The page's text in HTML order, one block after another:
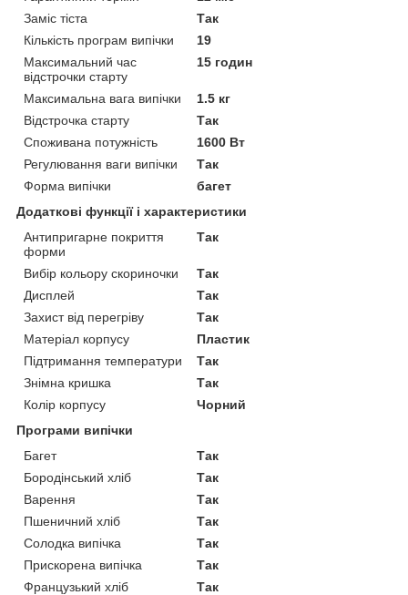
Заміс тіста
Так
Кількість програм випічки
19
Максимальний час
відстрочки старту
15 годин
Максимальна вага випічки
1.5 кг
Відстрочка старту
Так
Споживана потужність
1600 Вт
Регулювання ваги випічки
Так
Форма випічки
багет
Додаткові функції і характеристики
Антипригарне покриття
форми
Так
Вибір кольору скориночки
Так
Дисплей
Так
Захист від перегріву
Так
Матеріал корпусу
Пластик
Підтримання температури
Так
Знімна кришка
Так
Колір корпусу
Чорний
Програми випічки
Багет
Так
Бородінський хліб
Так
Варення
Так
Пшеничний хліб
Так
Солодка випічка
Так
Прискорена випічка
Так
Французький хліб
Так